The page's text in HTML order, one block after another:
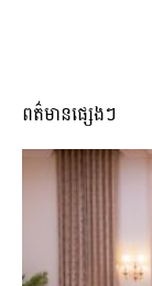
ពត៌មានផ្សេងៗ